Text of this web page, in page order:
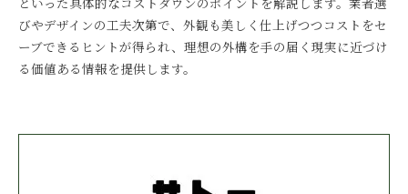
びやデザインの工夫次第で、外観も美しく仕上げつつコストをセ
ーブできるヒントが得られ、理想の外構を手の届く現実に近づけ
る価値ある情報を提供します。